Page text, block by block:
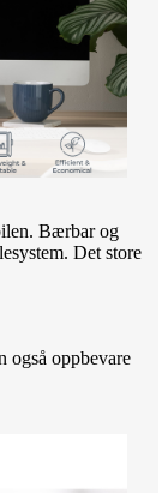
Bærbar og
Det store
også oppbevare